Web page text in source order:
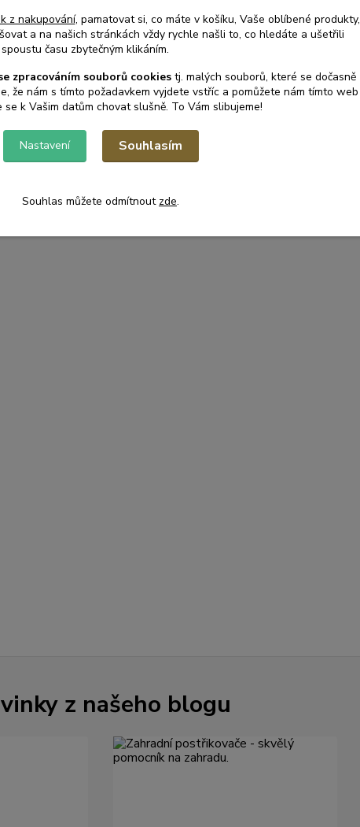
z našeho blogu
z nakupování, pamatovat si, co máte v košíku, Vaše oblíbené produkty,
a na našich stránkách vždy rychle našli to, co hledáte a ušetřili
spoustu času zbytečným klikáním.
e zpracováním souborů cookies tj. malých souborů, které se dočasně
že nám s tímto požadavkem vyjdete vstříc a pomůžete nám tímto web
se k Vašim datům chovat slušně. To Vám slibujeme!
Nastavení Souhlasím
Souhlas můžete odmítnout zde.